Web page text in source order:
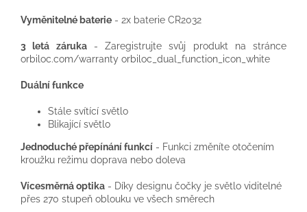
Vyměnitelné baterie - 2x baterie CR2032
3 letá záruka- Zaregistrujte svůj produkt na stránce
orbiloc.com/warranty orbiloc_dual_function_icon_white
Duální funkce
Stále svítící světlo
Blikající světlo
Jednoduché přepínání funkcí - Funkci změníte otočením
kroužku režimu doprava nebo doleva
Vícesměrná optika - Díky designu čočky je světlo viditelné
přes 270 stupeň oblouku ve všech směrech